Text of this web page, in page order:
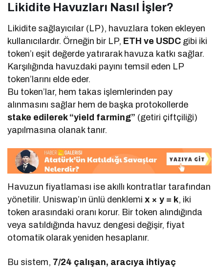
Likidite Havuzları Nasıl İşler?
Likidite sağlayıcılar (LP), havuzlara token ekleyen
kullanıcılardır. Örneğin bir LP, ETH ve USDC gibi iki
token’ı eşit değerde yatırarak havuza katkı sağlar.
Karşılığında havuzdaki payını temsil eden LP
token’larını elde eder.
Bu token’lar, hem takas işlemlerinden pay
alınmasını sağlar hem de başka protokollerde
stake edilerek “yield farming” (getiri çiftçiliği)
yapılmasına olanak tanır.
Havuzun fiyatlaması ise akıllı kontratlar tarafından
yönetilir. Uniswap’ın ünlü denklemix × y = k, iki
token arasındaki oranı korur. Bir token alındığında
veya satıldığında havuz dengesi değişir, fiyat
otomatik olarak yeniden hesaplanır.
Bu sistem, 7/24 çalışan, aracıya ihtiyaç